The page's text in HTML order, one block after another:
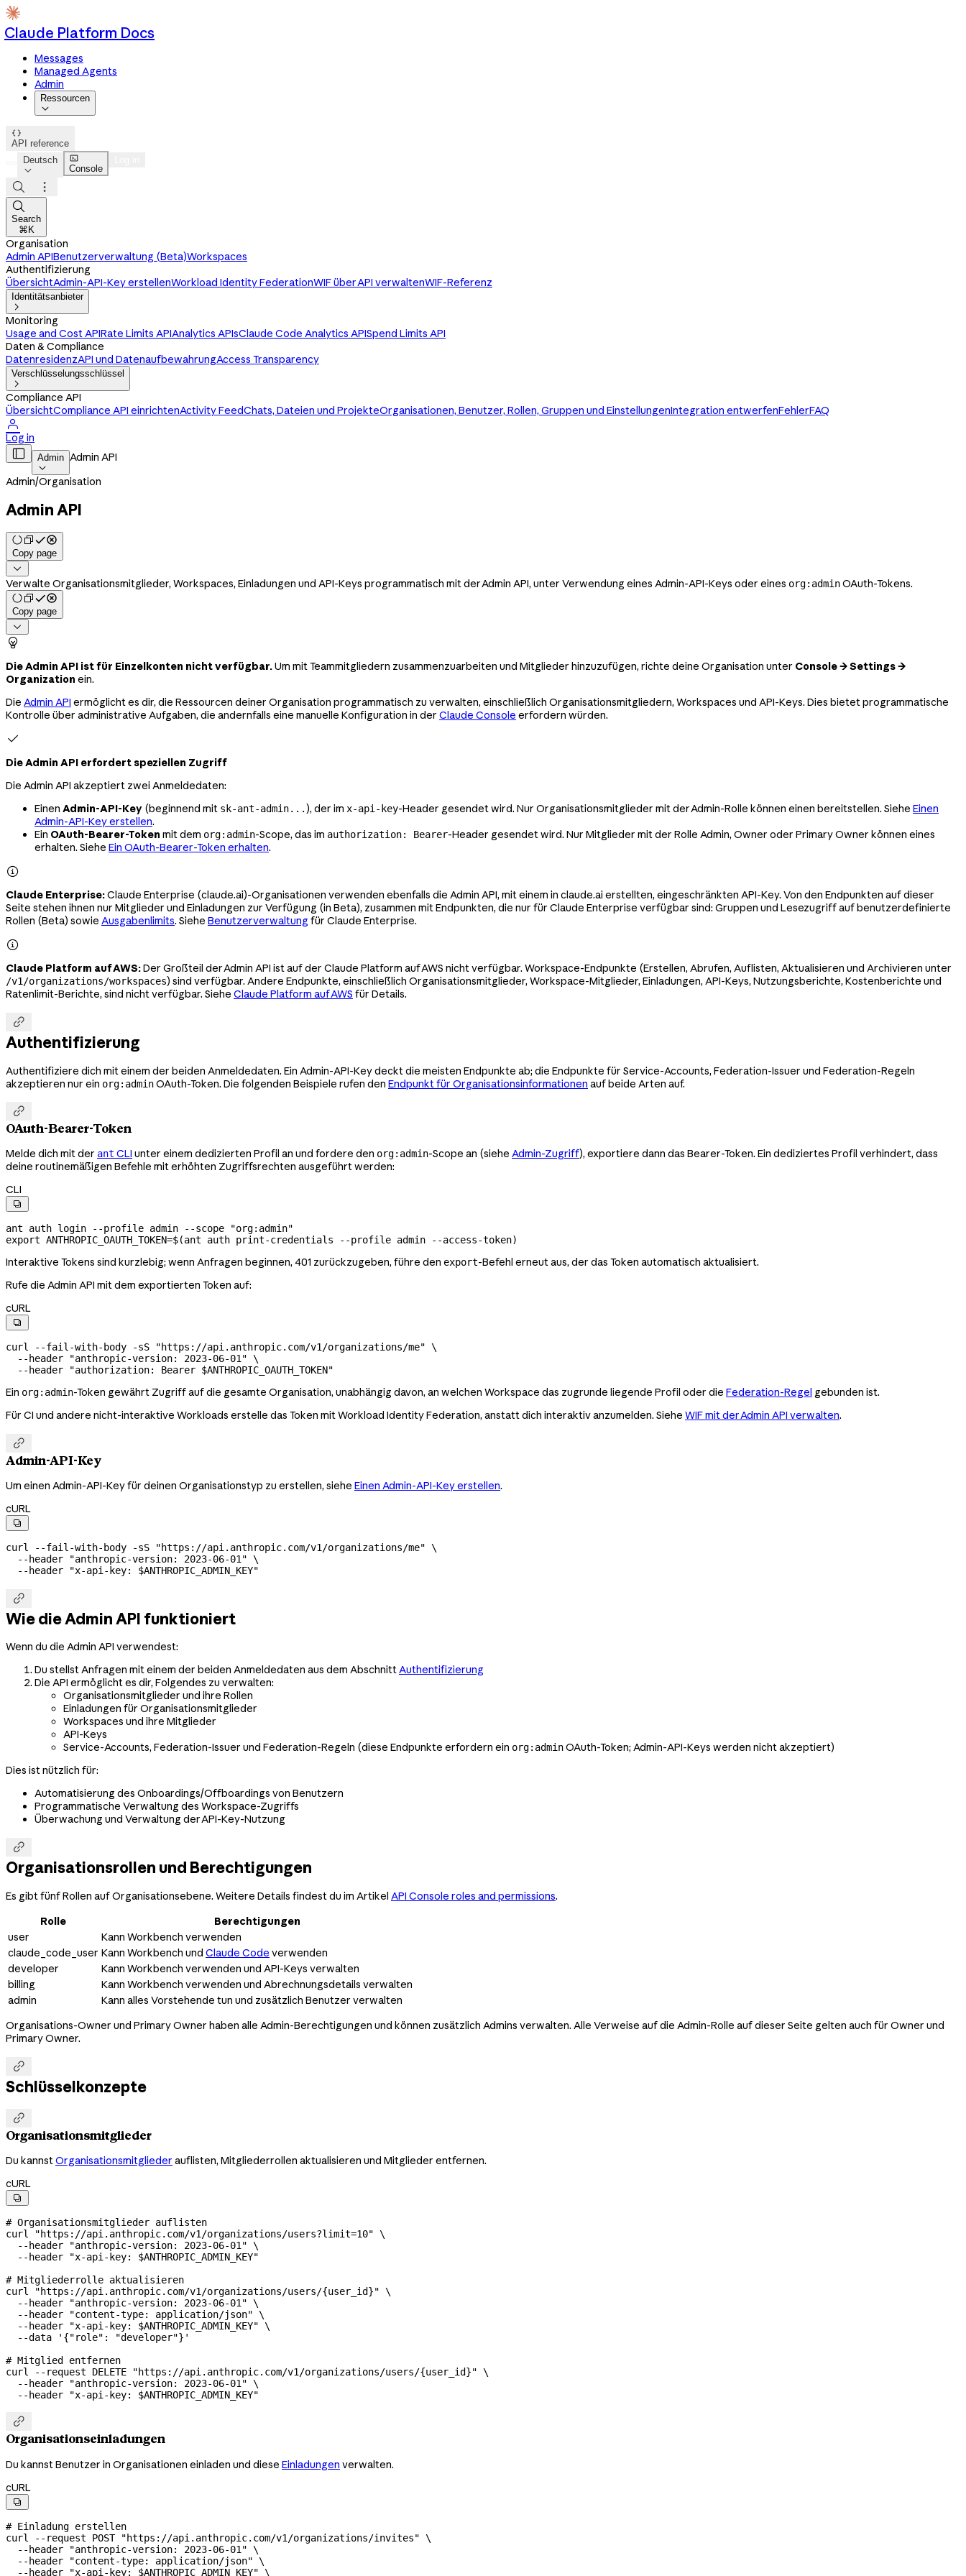
Claude Platform Docs
Messages
Managed Agents
Admin
Ressourcen


API reference
Deutsch


Console



Search
⌘K
Organisation
Admin APIBenutzerverwaltung (Beta)Workspaces
Authentifizierung
ÜbersichtAdmin-API-Key erstellenWorkload Identity FederationWIF über API verwaltenWIF-Referenz
Identitätsanbieter

Monitoring
Usage and Cost APIRate Limits APIAnalytics APIsClaude Code Analytics APISpend Limits API
Daten & Compliance
DatenresidenzAPI und DatenaufbewahrungAccess Transparency
Verschlüsselungsschlüssel

Compliance API
ÜbersichtCompliance API einrichtenActivity FeedChats, Dateien und ProjekteOrganisationen, Benutzer, Rollen, Gruppen und EinstellungenIntegration entwerfenFehlerFAQ

Log in
 Admin

Admin API
Admin/Organisation
Admin API
Copy page

Verwalte Organisationsmitglieder, Workspaces, Einladungen und API-Keys programmatisch mit der Admin API, unter Verwendung eines Admin-API-Keys oder eines org:adminOAuth-Tokens.
Copy page


Die Admin API ist für Einzelkonten nicht verfügbar.Um mit Teammitgliedern zusammenzuarbeiten und Mitglieder hinzuzufügen, richte deine Organisation unter Console → Settings →
Organization ein.
Die Admin API ermöglicht es dir, die Ressourcen deiner Organisation programmatisch zu verwalten, einschließlich Organisationsmitgliedern, Workspaces und API-Keys. Dies bietet programmatische
Kontrolle über administrative Aufgaben, die andernfalls eine manuelle Konfiguration in der Claude Console erfordern würden.

Die Admin API erfordert speziellen Zugriff
Die Admin API akzeptiert zwei Anmeldedaten:
Einen Admin-API-Key (beginnend mit sk-ant-admin...), der im x-api-key-Header gesendet wird. Nur Organisationsmitglieder mit der Admin-Rolle können einen bereitstellen. Siehe Einen
Admin-API-Key erstellen.
Ein OAuth-Bearer-Token mit dem org:admin-Scope, das im authorization: Bearer-Header gesendet wird. Nur Mitglieder mit der Rolle Admin, Owner oder Primary Owner können eines
erhalten. Siehe Ein OAuth-Bearer-Token erhalten.

Claude Enterprise:Claude Enterprise (claude.ai)-Organisationen verwenden ebenfalls die Admin API, mit einem in claude.ai erstellten, eingeschränkten API-Key. Von den Endpunkten auf dieser
Seite stehen ihnen nur Mitglieder und Einladungen zur Verfügung (in Beta), zusammen mit Endpunkten, die nur für Claude Enterprise verfügbar sind: Gruppen und Lesezugriff auf benutzerdefinierte
Rollen (Beta) sowie Ausgabenlimits. Siehe Benutzerverwaltung für Claude Enterprise.

Claude Platform auf AWS:Der Großteil der Admin API ist auf der Claude Platform auf AWS nicht verfügbar. Workspace-Endpunkte (Erstellen, Abrufen, Auflisten, Aktualisieren und Archivieren unter
/v1/organizations/workspaces) sind verfügbar. Andere Endpunkte, einschließlich Organisationsmitglieder, Workspace-Mitglieder, Einladungen, API-Keys, Nutzungsberichte, Kostenberichte und
Ratenlimit-Berichte, sind nicht verfügbar. Siehe Claude Platform auf AWS für Details.

Authentifizierung
Authentifiziere dich mit einem der beiden Anmeldedaten. Ein Admin-API-Key deckt die meisten Endpunkte ab; die Endpunkte für Service-Accounts, Federation-Issuer und Federation-Regeln
akzeptieren nur ein org:adminOAuth-Token. Die folgenden Beispiele rufen den Endpunkt für Organisationsinformationen auf beide Arten auf.

OAuth-Bearer-Token
Melde dich mit der ant CLI unter einem dedizierten Profil an und fordere den org:admin-Scope an (siehe Admin-Zugriff), exportiere dann das Bearer-Token. Ein dediziertes Profil verhindert, dass
deine routinemäßigen Befehle mit erhöhten Zugriffsrechten ausgeführt werden:
CLI

ant auth login --profile admin --scope "org:admin"
export ANTHROPIC_OAUTH_TOKEN=$(ant auth print-credentials --profile admin --access-token)
Interaktive Tokens sind kurzlebig; wenn Anfragen beginnen, 401 zurückzugeben, führe den export-Befehl erneut aus, der das Token automatisch aktualisiert.
Rufe die Admin API mit dem exportierten Token auf:
cURL

curl --fail-with-body -sS "https://api.anthropic.com/v1/organizations/me" \
  --header
"anthropic-version: 2023-06-01" \
  --header
"authorization: Bearer $ANTHROPIC_OAUTH_TOKEN"
Ein org:admin-Token gewährt Zugriff auf die gesamte Organisation, unabhängig davon, an welchen Workspace das zugrunde liegende Profil oder die Federation-Regel gebunden ist.
Für CI und andere nicht-interaktive Workloads erstelle das Token mit Workload Identity Federation, anstatt dich interaktiv anzumelden. Siehe WIF mit der Admin API verwalten.

Admin-API-Key
Um einen Admin-API-Key für deinen Organisationstyp zu erstellen, siehe Einen Admin-API-Key erstellen.
cURL

curl --fail-with-body -sS "https://api.anthropic.com/v1/organizations/me" \
  --header
"anthropic-version: 2023-06-01" \
  --header
"x-api-key: $ANTHROPIC_ADMIN_KEY"

Wie die Admin API funktioniert
Wenn du die Admin API verwendest:
Du stellst Anfragen mit einem der beiden Anmeldedaten aus dem AbschnittAuthentifizierung
Die API ermöglicht es dir, Folgendes zu verwalten:
Organisationsmitglieder und ihre Rollen
Einladungen für Organisationsmitglieder
Workspaces und ihre Mitglieder
API-Keys
Service-Accounts, Federation-Issuer und Federation-Regeln (diese Endpunkte erfordern ein org:adminOAuth-Token; Admin-API-Keys werden nicht akzeptiert)
Dies ist nützlich für:
Automatisierung des Onboardings/Offboardings von Benutzern
Programmatische Verwaltung des Workspace-Zugriffs
Überwachung und Verwaltung der API-Key-Nutzung

Organisationsrollen und Berechtigungen
Es gibt fünf Rollen auf Organisationsebene. Weitere Details findest du im Artikel API Console roles and permissions.
Rolle
Berechtigungen
user
Kann Workbench verwenden
claude_code_user Kann Workbench und Claude Code verwenden
developer
Kann Workbench verwenden und API-Keys verwalten
billing
Kann Workbench verwenden und Abrechnungsdetails verwalten
admin
Kann alles Vorstehende tun und zusätzlich Benutzer verwalten
Organisations-Owner und Primary Owner haben alle Admin-Berechtigungen und können zusätzlich Admins verwalten. Alle Verweise auf die Admin-Rolle auf dieser Seite gelten auch für Owner und
Primary Owner.

Schlüsselkonzepte

Organisationsmitglieder
Du kannstOrganisationsmitglieder auflisten, Mitgliederrollen aktualisieren und Mitglieder entfernen.
cURL

# Organisationsmitglieder auflisten
curl
"https://api.anthropic.com/v1/organizations/users?limit=10" \
  --header
"anthropic-version: 2023-06-01" \
  --header
"x-api-key: $ANTHROPIC_ADMIN_KEY"
# Mitgliederrolle aktualisieren
curl
"https://api.anthropic.com/v1/organizations/users/{user_id}" \
  --header
"anthropic-version: 2023-06-01" \
  --header
"content-type: application/json" \
  --header
"x-api-key: $ANTHROPIC_ADMIN_KEY" \
  --data
'{"role": "developer"}'
# Mitglied entfernen
curl
--request DELETE "https://api.anthropic.com/v1/organizations/users/{user_id}" \
  --header
"anthropic-version: 2023-06-01" \
  --header
"x-api-key: $ANTHROPIC_ADMIN_KEY"

Organisationseinladungen
Du kannst Benutzer in Organisationen einladen und diese Einladungen verwalten.
cURL

# Einladung erstellen
curl
--request POST "https://api.anthropic.com/v1/organizations/invites" \
  --header
"anthropic-version: 2023-06-01" \
  --header
"content-type: application/json" \
  --header
"x-api-key: $ANTHROPIC_ADMIN_KEY" \